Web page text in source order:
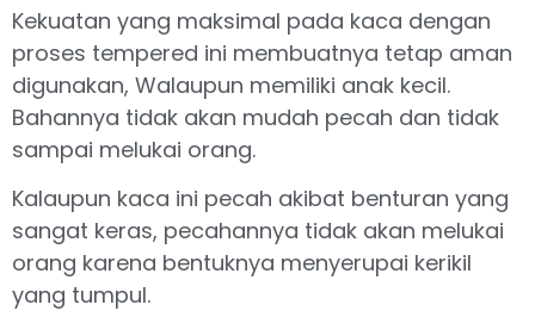
Kekuatan yang maksimal pada kaca dengan
proses tempered ini membuatnya tetap aman
digunakan, Walaupun memiliki anak kecil.
Bahannya tidak akan mudah pecah dan tidak
sampai melukai orang.
Kalaupun kaca ini pecah akibat benturan yang
sangat keras, pecahannya tidak akan melukai
orang karena bentuknya menyerupai kerikil
yang tumpul.